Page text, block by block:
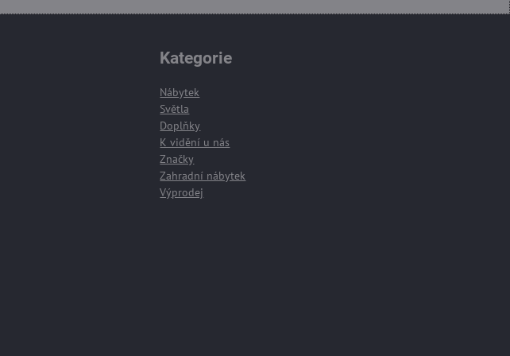
Kategorie
Nábytek
Světla
Doplňky
K vidění u nás
Značky
Zahradní nábytek
Výprodej